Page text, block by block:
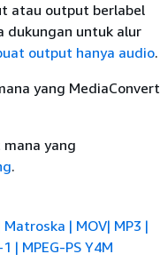
atau output berlabel
dukungan untuk alur
output hanya audio.
yang MediaConvert
yang
.
Matroska | MOV| MP3 |
| MPEG-PS Y4M